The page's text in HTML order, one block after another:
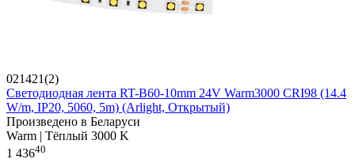
021421(2)
Светодиодная лента RT-B60-10mm 24V Warm3000 CRI98 (14.4
W/m, IP20, 5060, 5m) (Arlight, Открытый)
Произведено в Беларуси
Warm | Тёплый 3000 K
1 43640